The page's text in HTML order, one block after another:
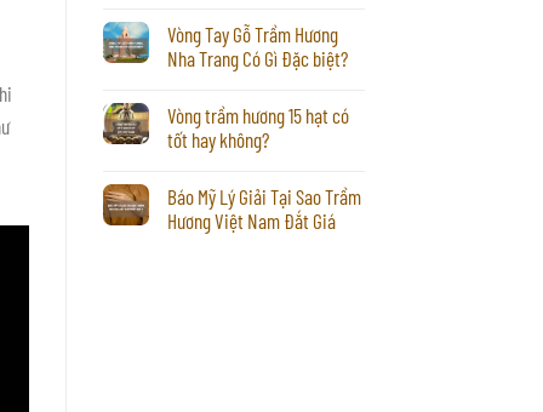
Vòng Tay Gỗ Trầm Hương
Nha Trang Có Gì Đặc biệt?
Vòng trầm hương 15 hạt có
tốt hay không?
Báo Mỹ Lý Giải Tại Sao Trầm
Hương Việt Nam Đắt Giá